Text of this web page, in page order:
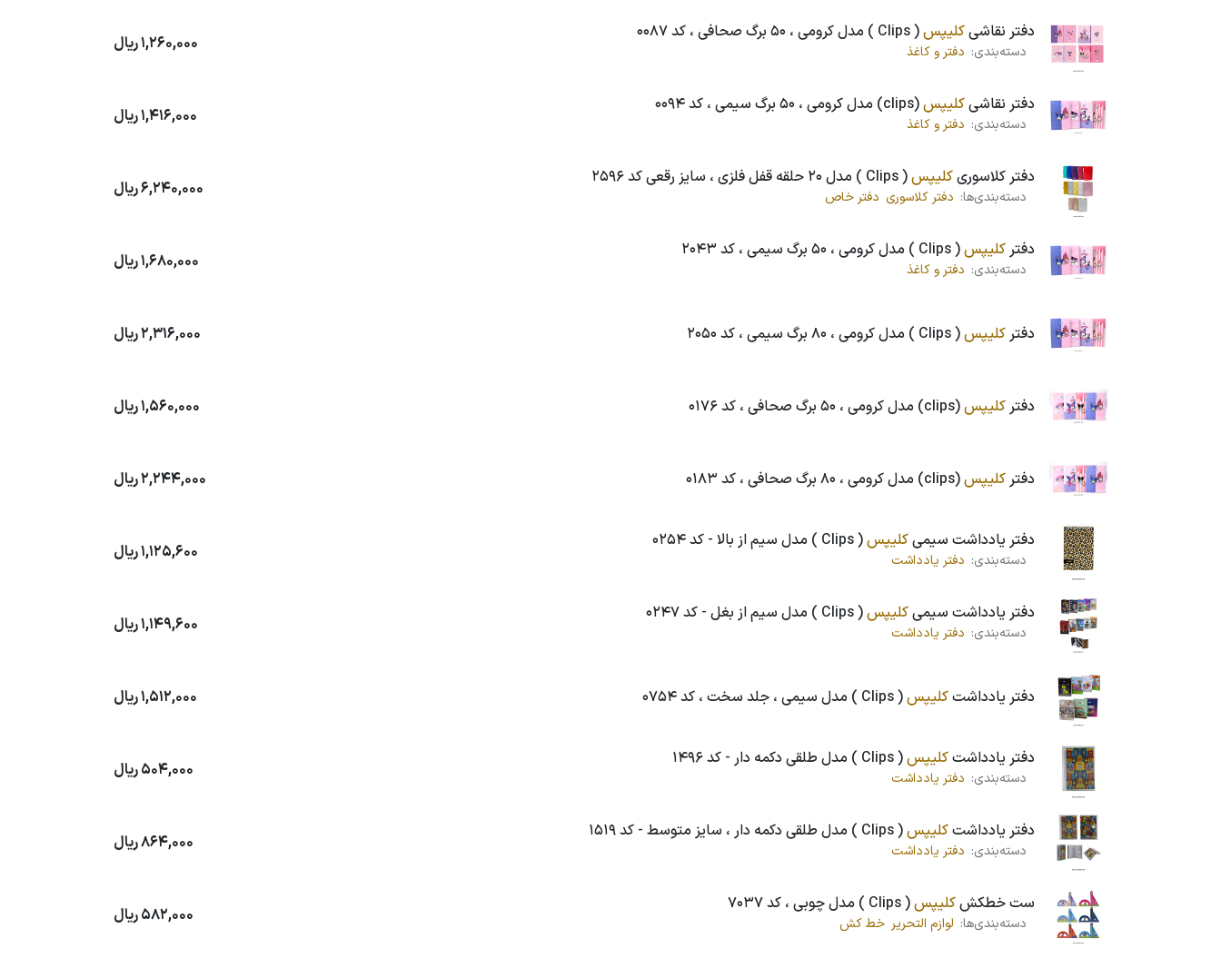
دفتر نقاشیکلیپس( Clips ) مدل کرومی ، 50 برگ صحافی ، کد 0087
دسته‌بندی: دفتر و کاغذ 1,260,000ریال
دفتر نقاشیکلیپس(clips) مدل کرومی ، 50 برگ سیمی ، کد 0094
دسته‌بندی: دفتر و کاغذ 1,416,000ریال
دفتر کلاسوریکلیپس( Clips ) مدل 20 حلقه قفل فلزی ، سایز رقعی کد 2596
دسته‌بندی‌ها: دفتر کلاسوری دفتر خاص 6,240,000ریال
دفترکلیپس( Clips ) مدل کرومی ، 50 برگ سیمی ، کد 2043
دسته‌بندی: دفتر و کاغذ 1,680,000ریال
دفتر کلیپس( Clips ) مدل کرومی ، 80 برگ سیمی ، کد 2050 2,316,000ریال
دفتر کلیپس(clips) مدل کرومی ، 50 برگ صحافی ، کد 0176 1,560,000ریال
دفتر کلیپس(clips) مدل کرومی ، 80 برگ صحافی ، کد 0183 2,244,000ریال
دفتر یادداشت سیمیکلیپس( Clips ) مدل سیم از بالا - کد 0254
دسته‌بندی: دفتر یادداشت 1,125,600ریال
دفتر یادداشت سیمیکلیپس( Clips ) مدل سیم از بغل - کد 0247
دسته‌بندی: دفتر یادداشت 1,149,600ریال
دفتر یادداشتکلیپس( Clips ) مدل سیمی ، جلد سخت ، کد 0754 1,512,000ریال
دفتر یادداشتکلیپس( Clips ) مدل طلقی دکمه دار - کد 1496
دسته‌بندی: دفتر یادداشت 504,000ریال
دفتر یادداشتکلیپس( Clips ) مدل طلقی دکمه دار ، سایز متوسط - کد 1519
دسته‌بندی: دفتر یادداشت 864,000ریال
ست خطکشکلیپس( Clips ) مدل چوبی ، کد 7037
دسته‌بندی‌ها: لوازم التحریر خط کش 582,000ریال